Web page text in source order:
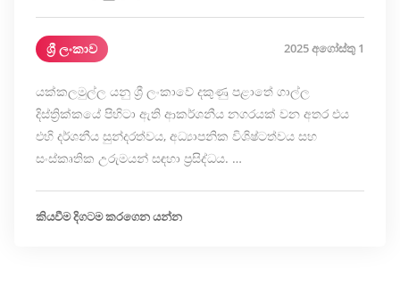
ශ්‍රී ලංකාව 2025 අගෝස්තු 1
යක්කලමුල්ල යනු ශ්‍රී ලංකාවේ දකුණු පළාතේ ගාල්ල
දිස්ත්‍රික්කයේ පිහිටා ඇති ආකර්ශනීය නගරයක් වන අතර එය
එහි දර්ශනීය සුන්දරත්වය, අධ්‍යාපනික විශිෂ්ටත්වය සහ
සංස්කෘතික උරුමයන් සඳහා ප්‍රසිද්ධය. …
කියවීම දිගටම කරගෙන යන්න